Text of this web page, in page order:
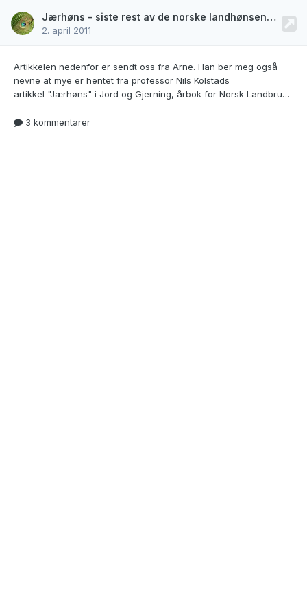
Jærhøns - siste rest av de norske landhønsene?
2. april 2011
Artikkelen nedenfor er sendt oss fra Arne. Han ber meg også
nevne at mye er hentet fra professor Nils Kolstads
artikkel "Jærhøns" i Jord og Gjerning, årbok for Norsk Landbruksmuseum 1989. Arne sier også han vil anbefale alle interesserte å lese Kolstads artikkel. - Tormod( Fuglepraten.no) ----------- Av Arne W. Isachsen Jærhøns er vår eneste norske hønserase og stammer fra den norske landhønstypen, slik den var før man begynte å importere hønseraser fra utlandet rundt 1850.
3 kommentarer